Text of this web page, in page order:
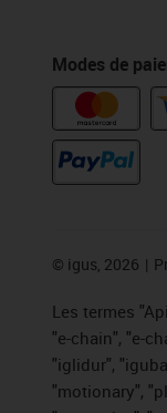
Modes de
© igus, 2026
Les termes
"e-chain", "e-
"iglidur",
"motionary",